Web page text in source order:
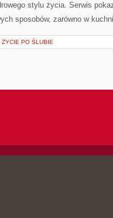
stylu życia. Serwis
sposobów, zarówno w
ŻYCIE PO ŚLUBIE